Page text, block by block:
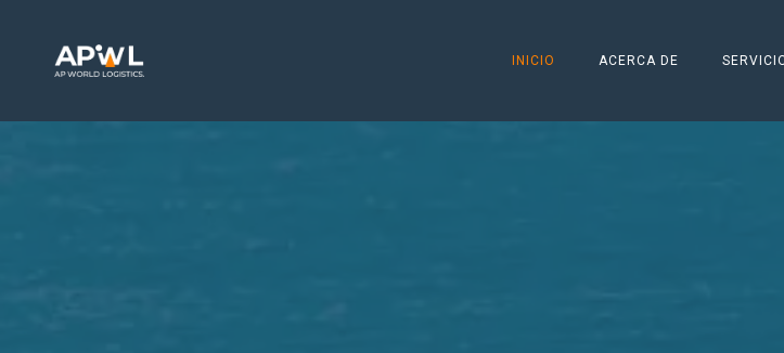
INICIO ACERCA DE